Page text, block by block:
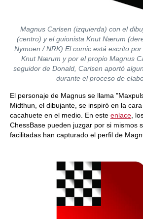
Magnus Carlsen (izquierda) con el
(centro) y el guionista Knut Nærum
Nymoen / NRK) El comic está escrito
Knut Nærum y por el propio Magnus
seguidor de Donald, Carlsen aportó
durante el proceso de
El personaje de Magnus se llama
Midthun, el dibujante, se inspiró en la
cacahuete en el medio. En este enlace ,
ChessBase pueden juzgar por si mismos
facilitadas han capturado el perfil de